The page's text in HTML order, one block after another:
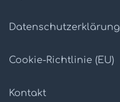
Datenschutz­erklärung
Cookie-Richtlinie (EU)
Kontakt